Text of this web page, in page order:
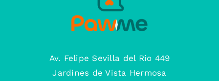
Av. Felipe Sevilla del Rio 449
Jardines de Vista Hermosa